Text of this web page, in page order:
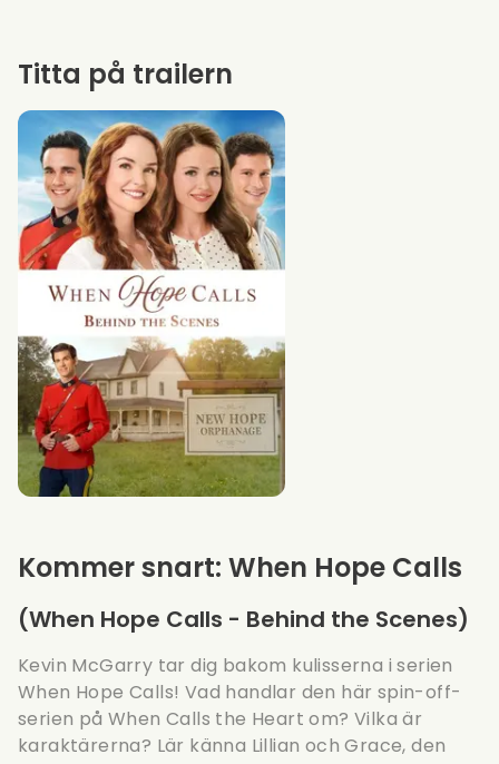
Kommer snart: When Hope Calls
(When Hope Calls - Behind the Scenes)
Kevin McGarry tar dig bakom kulisserna i serien
When Hope Calls! Vad handlar den här spin-off-
serien på When Calls the Heart om? Vilka är
karaktärerna? Lär känna Lillian och Grace, den
Titta på trailern